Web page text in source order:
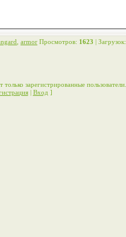
armor Просмотров: 1623 | Загрузок:
зарегистрированные пользователи.
| Вход ]